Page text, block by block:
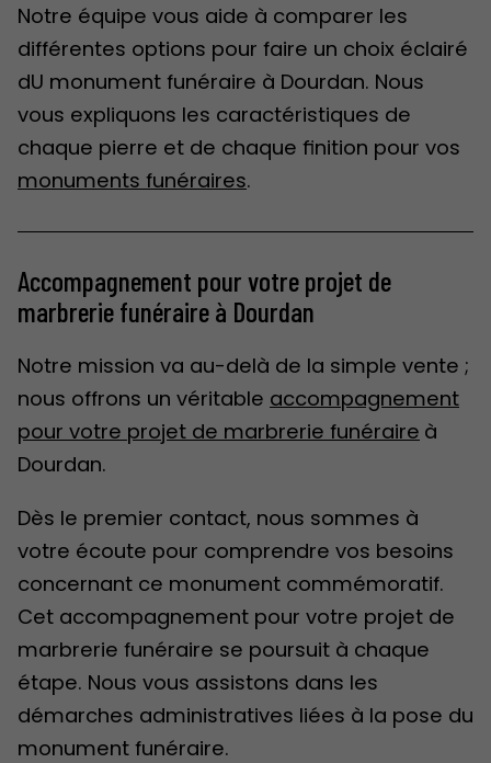
Notre équipe vous aide à comparer les
différentes options pour faire un choix éclairé
dU monument funéraire à Dourdan. Nous
vous expliquons les caractéristiques de
chaque pierre et de chaque finition pour vos
monuments funéraires.
Accompagnement pour votre projet de
marbrerie funéraire à Dourdan
Notre mission va au-delà de la simple vente ;
nous offrons un véritable accompagnement
pour votre projet de marbrerie funéraire à
Dourdan.
Dès le premier contact, nous sommes à
votre écoute pour comprendre vos besoins
concernant ce monument commémoratif.
Cet accompagnement pour votre projet de
marbrerie funéraire se poursuit à chaque
étape. Nous vous assistons dans les
démarches administratives liées à la pose du
monument funéraire.